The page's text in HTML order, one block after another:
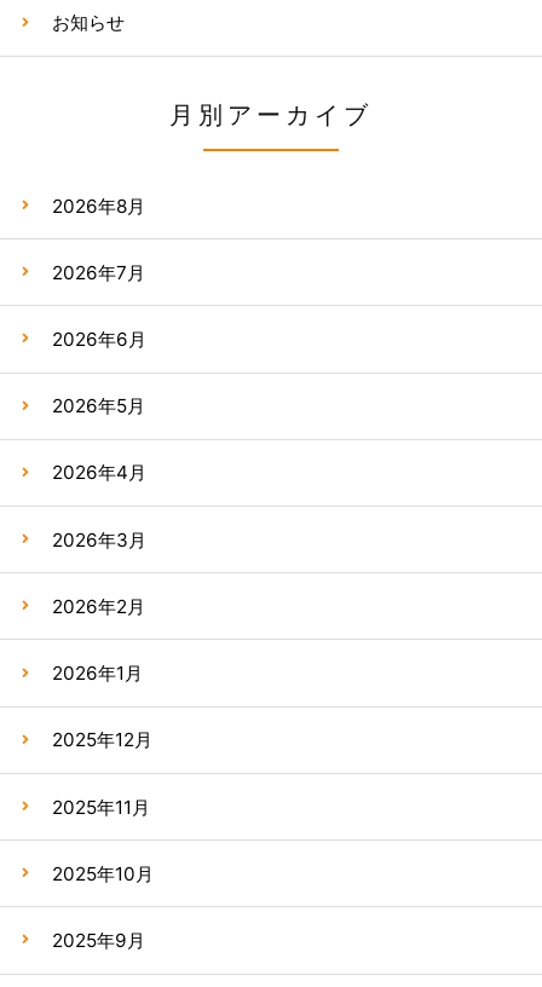
お知らせ
月別アーカイブ
2026年8月
2026年7月
2026年6月
2026年5月
2026年4月
2026年3月
2026年2月
2026年1月
2025年12月
2025年11月
2025年10月
2025年9月